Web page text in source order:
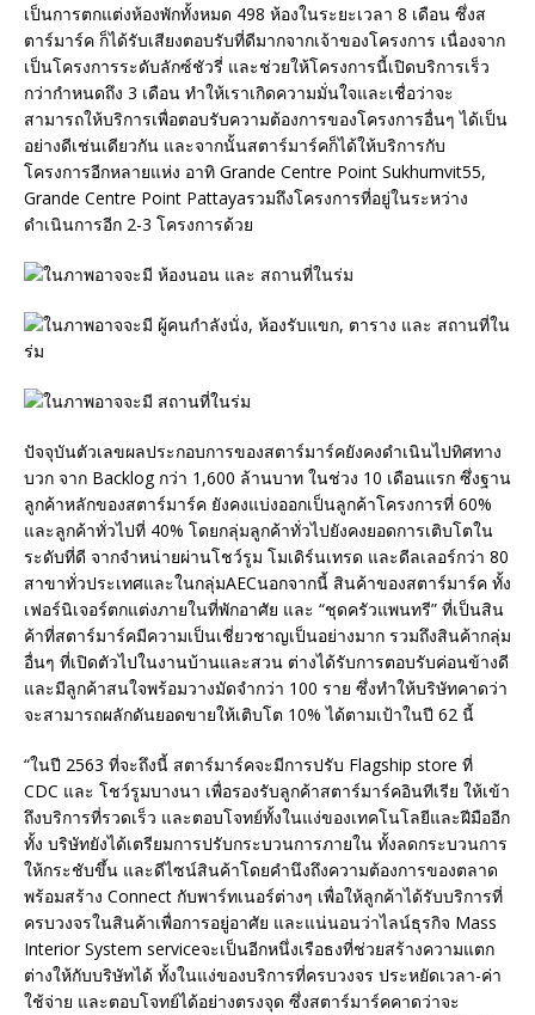
เป็นการตกแต่งห้องพักทั้งหมด 498 ห้องในระยะเวลา 8 เดือน ซึ่งส
ตาร์มาร์ค ก็ได้รับเสียงตอบรับที่ดีมากจากเจ้าของโครงการ เนื่องจาก
เป็นโครงการระดับลักซ์ชัวรี่ และช่วยให้โครงการนี้เปิดบริการเร็ว
กว่ากำหนดถึง 3 เดือน ทำให้เราเกิดความมั่นใจและเชื่อว่าจะ
สามารถให้บริการเพื่อตอบรับความต้องการของโครงการอื่นๆ ได้เป็น
อย่างดีเช่นเดียวกัน และจากนั้นสตาร์มาร์คก็ได้ให้บริการกับ
โครงการอีกหลายแห่ง อาทิ Grande Centre Point Sukhumvit55,
Grande Centre Point Pattayaรวมถึงโครงการที่อยู่ในระหว่าง
ดำเนินการอีก 2-3 โครงการด้วย
ปัจจุบันตัวเลขผลประกอบการของสตาร์มาร์คยังคงดำเนินไปทิศทาง
บวก จาก Backlog กว่า 1,600 ล้านบาท ในช่วง 10 เดือนแรก ซึ่งฐาน
ลูกค้าหลักของสตาร์มาร์ค ยังคงแบ่งออกเป็นลูกค้าโครงการที่ 60%
และลูกค้าทั่วไปที่ 40% โดยกลุ่มลูกค้าทั่วไปยังคงยอดการเติบโตใน
ระดับที่ดี จากจำหน่ายผ่านโชว์รูม โมเดิร์นเทรด และดีลเลอร์กว่า 80
สาขาทั่วประเทศและในกลุ่มAECนอกจากนี้ สินค้าของสตาร์มาร์ค ทั้ง
เฟอร์นิเจอร์ตกแต่งภายในที่พักอาศัย และ “ชุดครัวแพนทรี” ที่เป็นสิน
ค้าที่สตาร์มาร์คมีความเป็นเชี่ยวชาญเป็นอย่างมาก รวมถึงสินค้ากลุ่ม
อื่นๆ ที่เปิดตัวไปในงานบ้านและสวน ต่างได้รับการตอบรับค่อนข้างดี
และมีลูกค้าสนใจพร้อมวางมัดจำกว่า 100 ราย ซึ่งทำให้บริษัทคาดว่า
จะสามารถผลักดันยอดขายให้เติบโต 10% ได้ตามเป้าในปี 62 นี้
“ในปี 2563 ที่จะถึงนี้ สตาร์มาร์คจะมีการปรับ Flagship store ที่
CDC และ โชว์รูมบางนา เพื่อรองรับลูกค้าสตาร์มาร์คอินทีเรีย ให้เข้า
ถึงบริการที่รวดเร็ว และตอบโจทย์ทั้งในแง่ของเทคโนโลยีและฝีมืออีก
ทั้ง บริษัทยังได้เตรียมการปรับกระบวนการภายใน ทั้งลดกระบวนการ
ให้กระชับขึ้น และดีไซน์สินค้าโดยคำนึงถึงความต้องการของตลาด
พร้อมสร้าง Connect กับพาร์ทเนอร์ต่างๆ เพื่อให้ลูกค้าได้รับบริการที่
ครบวงจรในสินค้าเพื่อการอยู่อาศัย และแน่นอนว่าไลน์ธุรกิจ Mass
Interior System serviceจะเป็นอีกหนึ่งเรือธงที่ช่วยสร้างความแตก
ต่างให้กับบริษัทได้ ทั้งในแง่ของบริการที่ครบวงจร ประหยัดเวลา-ค่า
ใช้จ่าย และตอบโจทย์ได้อย่างตรงจุด ซึ่งสตาร์มาร์คคาดว่าจะ